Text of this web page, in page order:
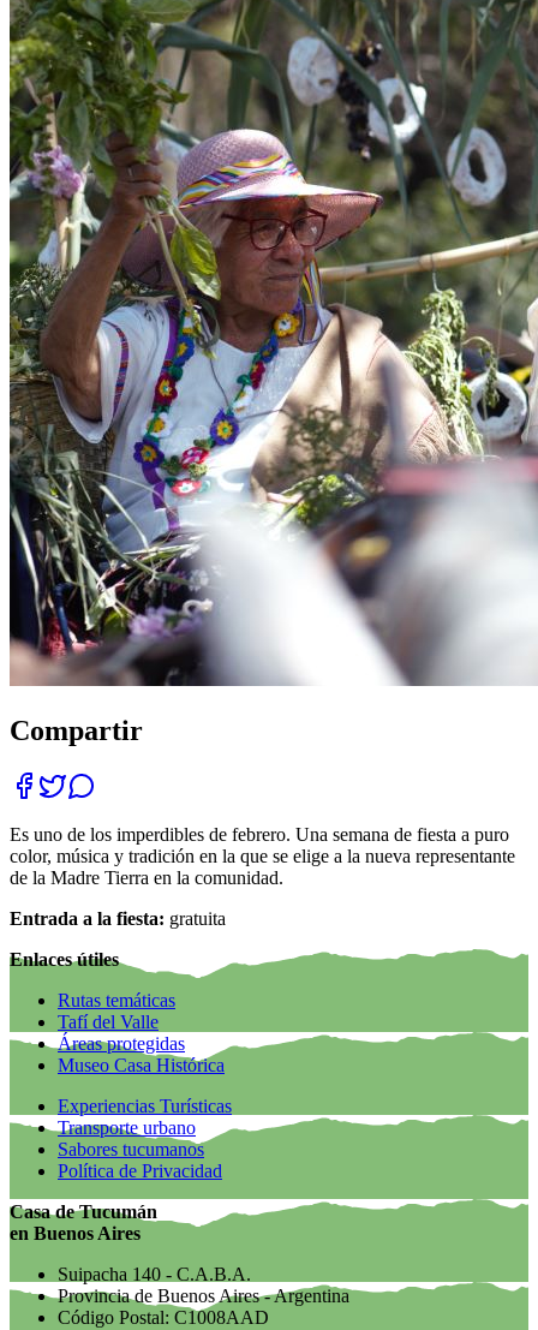
Compartir
Es uno de los imperdibles de febrero. Una semana de fiesta a puro
color, música y tradición en la que se elige a la nueva representante
de la Madre Tierra en la comunidad.
Entrada a la fiesta: gratuita
Enlaces útiles
Rutas temáticas
Tafí del Valle
Áreas protegidas
Museo Casa Histórica
Experiencias Turísticas
Transporte urbano
Sabores tucumanos
Política de Privacidad
Casa de Tucumán
en Buenos Aires
Suipacha 140 - C.A.B.A.
Provincia de Buenos Aires - Argentina
Código Postal: C1008AAD